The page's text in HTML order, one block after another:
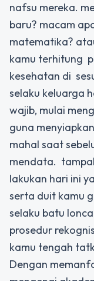
nafsu mereka.
baru? macam
matematika?
kamu terhitung
kesehatan di
selaku keluarga
wajib, mulai
guna
mahal saat
mendata.
lakukan hari ini
serta duit kamu
selaku batu
prosedur
kamu tengah
Dengan